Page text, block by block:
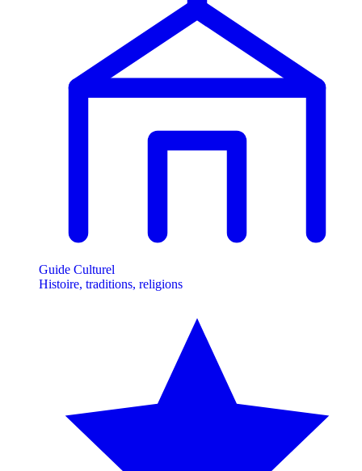
Guide Culturel
Histoire, traditions, religions